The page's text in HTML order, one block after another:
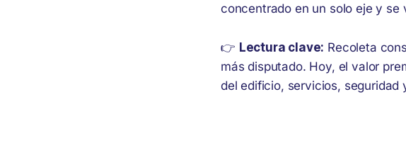
concentrado en un solo eje y
👉 Lectura clave: Recoleta
más disputado. Hoy, el valor
del edificio, servicios, seguridad